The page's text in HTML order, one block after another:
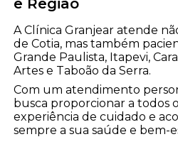
e Região
A Clínica Granjear atende
de Cotia, mas também
Grande Paulista, Itapevi,
Artes e Taboão da Serra.
Com um atendimento
busca proporcionar a todos
experiência de cuidado e
sempre a sua saúde e bem-